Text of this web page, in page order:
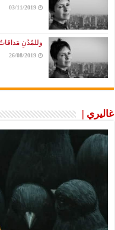
03/11/2019
وللمُدُنِ
26/08/2019
غاليري |